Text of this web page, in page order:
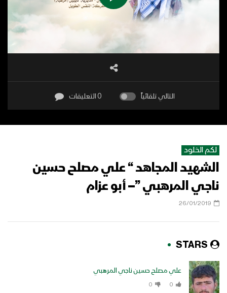
التالي تلقائياً 0 التعليقات
لكم الخلود
الشهيد المجاهد “ علي مصلح حسين
ناجي المرهبي ”– أبو عزام
26/01/2019
STARS
علي مصلح حسين ناجي المرهبي
0
0